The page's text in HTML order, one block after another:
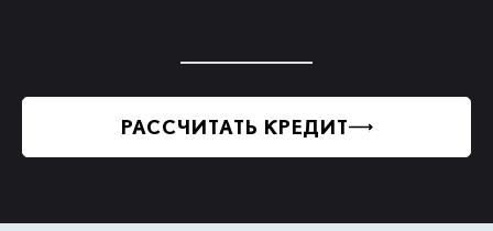
РАССЧИТАТЬ КРЕДИТ